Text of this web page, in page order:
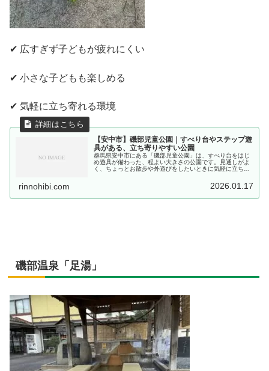
✔ 広すぎず子どもが疲れにくい
✔ 小さな子どもも楽しめる
✔ 気軽に立ち寄れる環境
【安中市】磯部児童公園｜すべり台やステップ遊
具がある、立ち寄りやすい公園
群馬県安中市にある「磯部児童公園」は、すべり台をはじ
め遊具が備わった、程よい大きさの公園です。見通しがよ
く、ちょっとお散歩や外遊びをしたいときに気軽に立ち寄
rinnohibi.com 2026.01.17
磯部温泉「足湯」